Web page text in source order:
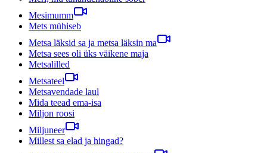
Mesimumm
Mets mühiseb
Metsa läksid sa ja metsa läksin ma
Metsa sees oli üks väikene maja
Metsalilled
Metsateel
Metsavendade laul
Mida teead ema-isa
Miljon roosi
Miljuneer
Millest sa elad ja hingad?